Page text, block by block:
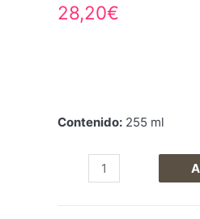
28,20€
Contenido: 255 ml
portador